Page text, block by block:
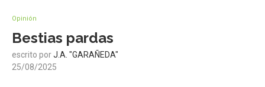
Opinión
Bestias pardas
escrito porJ.A. "GARAÑEDA"
25/08/2025